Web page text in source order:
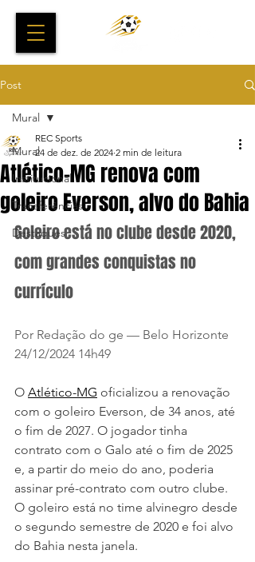
Post
Mural
Institucional
Transferências
Destaques
Mural
Atlético-MG renova com
goleiro Everson, alvo do Bahia
REC Sports
24 de dez. de 2024 2 min de leitura
Goleiro está no clube desde 2020,
com grandes conquistas no
currículo
Por Redação do ge — Belo Horizonte
24/12/2024 14h49
O Atlético-MG oficializou a renovação
com o goleiro Everson, de 34 anos, até
o fim de 2027. O jogador tinha
contrato com o Galo até o fim de 2025
e, a partir do meio do ano, poderia
assinar pré-contrato com outro clube.
O goleiro está no time alvinegro desde
o segundo semestre de 2020 e foi alvo
do Bahia nesta janela.